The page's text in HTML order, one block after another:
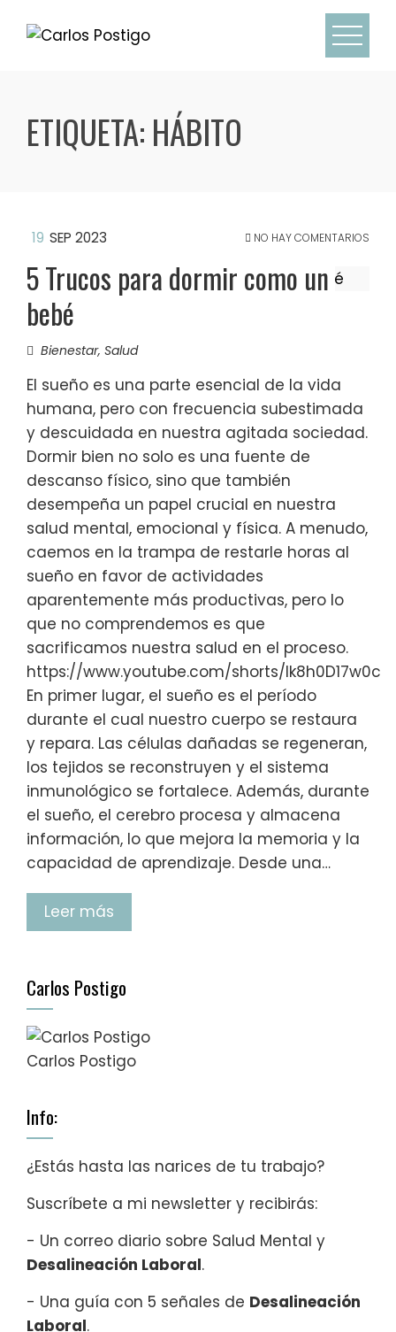
ETIQUETA: HÁBITO
19 SEP 2023 NO HAY COMENTARIOS
5 Trucos para dormir como un
bebé
Bienestar, Salud
El sueño es una parte esencial de la vida
humana, pero con frecuencia subestimada
y descuidada en nuestra agitada sociedad.
Dormir bien no solo es una fuente de
descanso físico, sino que también
desempeña un papel crucial en nuestra
salud mental, emocional y física. A menudo,
caemos en la trampa de restarle horas al
sueño en favor de actividades
aparentemente más productivas, pero lo
que no comprendemos es que
sacrificamos nuestra salud en el proceso.
https://www.youtube.com/shorts/Ik8h0D17w0c
En primer lugar, el sueño es el período
durante el cual nuestro cuerpo se restaura
y repara. Las células dañadas se regeneran,
los tejidos se reconstruyen y el sistema
inmunológico se fortalece. Además, durante
el sueño, el cerebro procesa y almacena
información, lo que mejora la memoria y la
capacidad de aprendizaje. Desde una…
Leer más
Carlos Postigo
Carlos Postigo
Info:
¿Estás hasta las narices de tu trabajo?
Suscríbete a mi newsletter y recibirás:
- Un correo diario sobre Salud Mental y
Desalineación Laboral.
- Una guía con 5 señales de Desalineación
Laboral.